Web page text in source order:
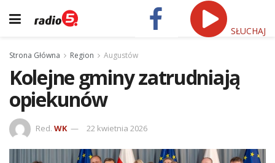
SŁUCHAJ
Strona Główna Region Augustów
Kolejne gminy zatrudniają
opiekunów
Red. WK 22 kwietnia 2026